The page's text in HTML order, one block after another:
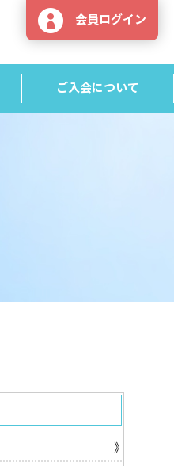
会員ログイン
ご入会について